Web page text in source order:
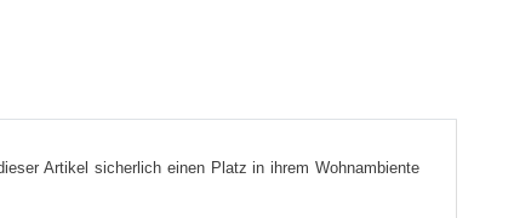
Artikel sicherlich einen Platz in ihrem Wohnambiente